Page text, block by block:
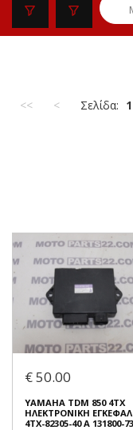
<< < Σελίδα: 1
€ 50.00
YAMAHA TDM 850 4TX
ΗΛΕΚΤΡΟΝΙΚΗ
4TX-82305-40 A 131800-